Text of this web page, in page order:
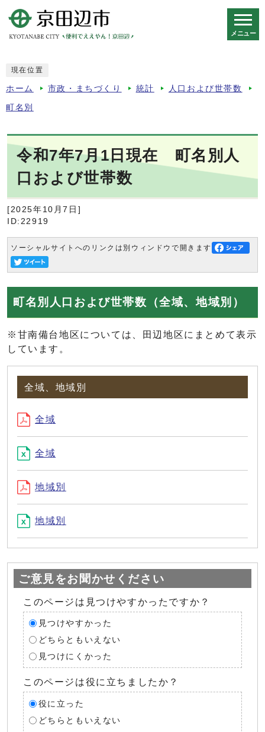
メニュー
現在位置
ホーム 市政・まちづくり 統計 人口および世帯数
町名別
令和7年7月1日現在 町名別人
口および世帯数
[2025年10月7日]
ID:22919
ソーシャルサイトへのリンクは別ウィンドウで開きます
町名別人口および世帯数（全域、地域別）
※甘南備台地区については、田辺地区にまとめて表示
しています。
全域、地域別
全域
全域
地域別
地域別
ご意見をお聞かせください
このページは見つけやすかったですか？
見つけやすかった
どちらともいえない
見つけにくかった
このページは役に立ちましたか？
役に立った
どちらともいえない